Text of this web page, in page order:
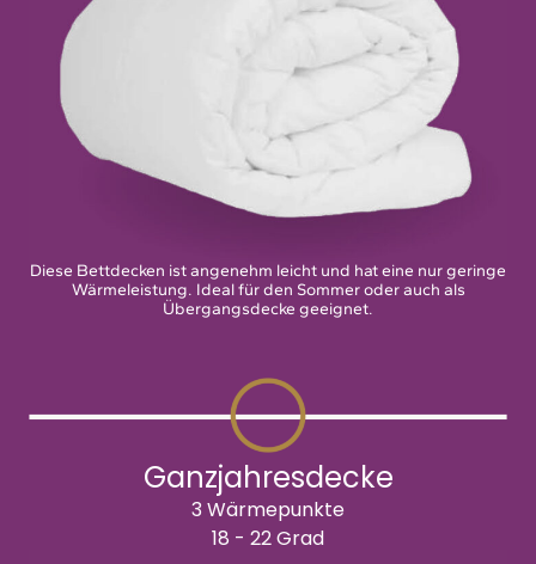
Diese Bettdecken ist angenehm leicht und hat eine nur geringe
Wärmeleistung. Ideal für den Sommer oder auch als
Übergangsdecke geeignet.
Ganzjahresdecke
3 Wärmepunkte
18 - 22 Grad